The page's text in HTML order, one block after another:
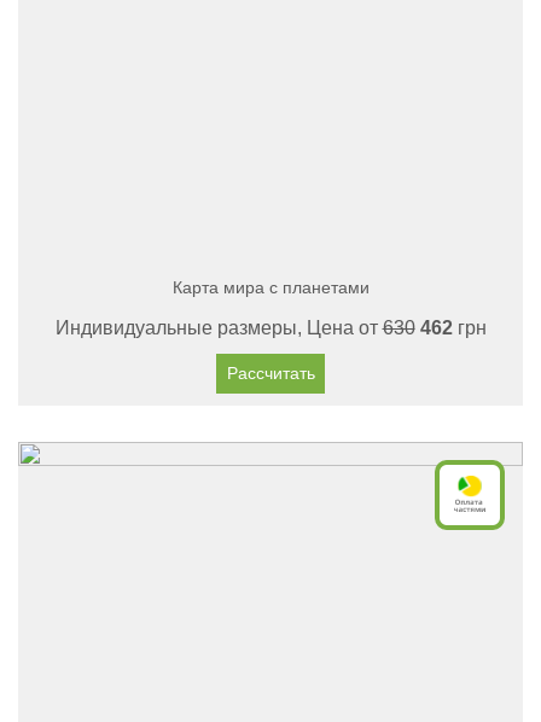
Карта мира с планетами
Индивидуальные размеры, Цена от630 462грн
Рассчитать